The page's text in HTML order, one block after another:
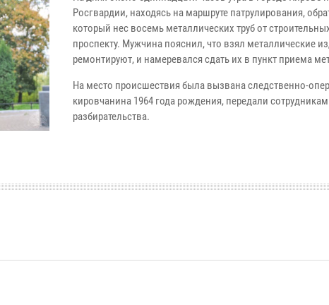
Росгвардии, находясь на маршруте патрулирования,
который нес восемь металлических труб от
проспекту. Мужчина пояснил, что взял металлические
ремонтируют, и намеревался сдать их в пункт приема
На место происшествия была вызвана следственно-
кировчанина 1964 года рождения, передали
разбирательства.